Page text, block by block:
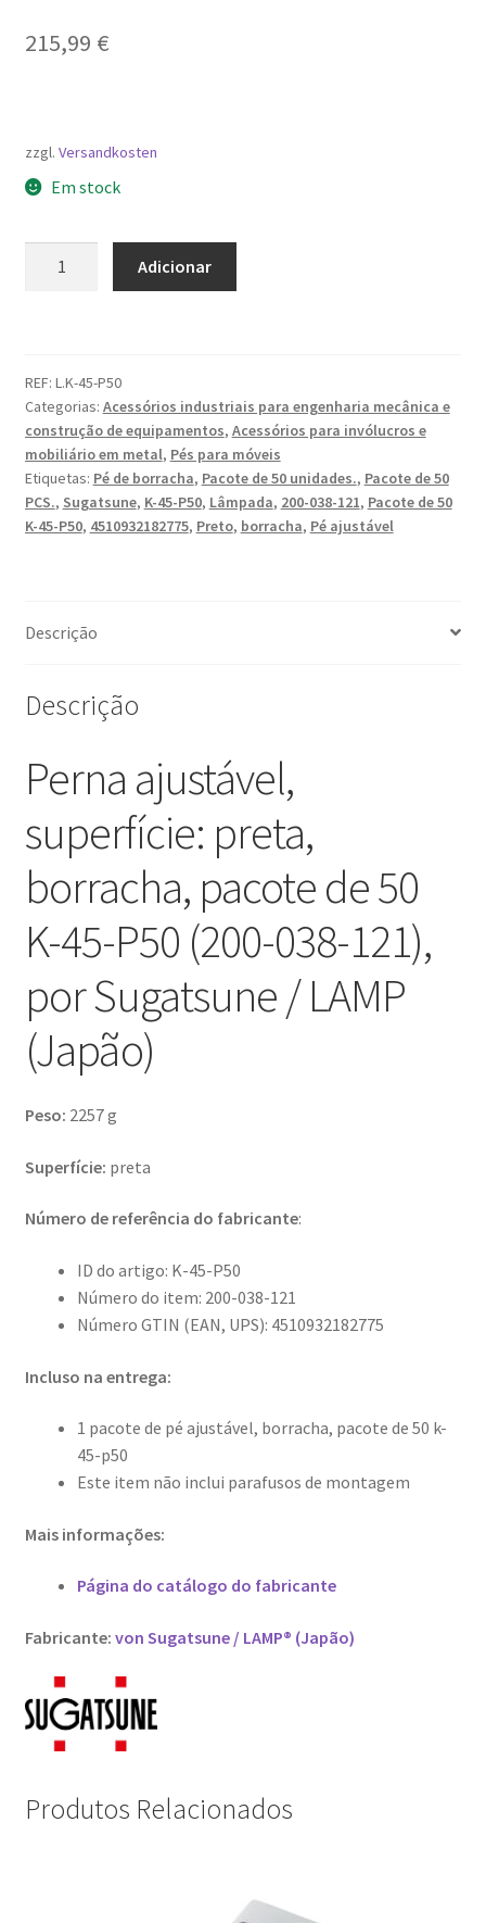
215,99 €
zzgl. Versandkosten
Em stock
preta,
borracha,
pacote
de
50
K-
Sugatsune
(Japão)
Adicionar
REF: L.K-45-P50
Categorias: Acessórios industriais para engenharia mecânica e
construção de equipamentos, Acessórios para invólucros e
mobiliário em metal, Pés para móveis
Etiquetas: Pé de borracha, Pacote de 50 unidades., Pacote de 50
PCS., Sugatsune, K-45-P50, Lâmpada, 200-038-121, Pacote de 50
K-45-P50, 4510932182775, Preto, borracha, Pé ajustável
Descrição
Descrição
Perna ajustável,
superfície: preta,
borracha, pacote de 50
K-45-P50 (200-038-121),
por Sugatsune / LAMP
(Japão)
Peso: 2257 g
Superfície: preta
Número de referência do fabricante:
ID do artigo: K-45-P50
Número do item: 200-038-121
Número GTIN (EAN, UPS): 4510932182775
Incluso na entrega:
1 pacote de pé ajustável, borracha, pacote de 50 k-
45-p50
Este item não inclui parafusos de montagem
Mais informações:
Página do catálogo do fabricante
Fabricante: von Sugatsune / LAMP® (Japão)
Produtos Relacionados